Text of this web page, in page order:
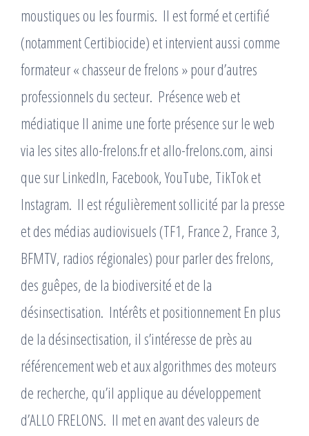
moustiques ou les fourmis. ​ Il est formé et certifié
(notamment Certibiocide) et intervient aussi comme
formateur « chasseur de frelons » pour d’autres
professionnels du secteur. ​ Présence web et
médiatique Il anime une forte présence sur le web
via les sites allo-frelons.fr et allo-frelons.com, ainsi
que sur LinkedIn, Facebook, YouTube, TikTok et
Instagram. ​ Il est régulièrement sollicité par la presse
et des médias audiovisuels (TF1, France 2, France 3,
BFMTV, radios régionales) pour parler des frelons,
des guêpes, de la biodiversité et de la
désinsectisation. ​ Intérêts et positionnement En plus
de la désinsectisation, il s’intéresse de près au
référencement web et aux algorithmes des moteurs
de recherche, qu’il applique au développement
d’ALLO FRELONS. ​ Il met en avant des valeurs de